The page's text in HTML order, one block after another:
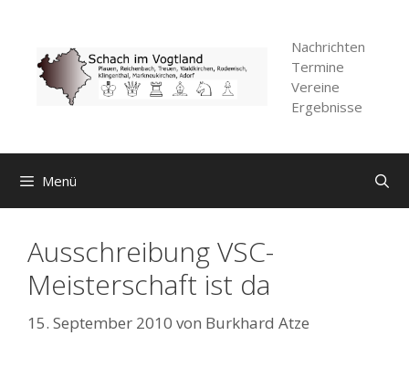
springen
Nachrichten
Termine
Vereine
Ergebnisse
Menü
Ausschreibung VSC-
Meisterschaft ist da
15. September 2010 von Burkhard Atze